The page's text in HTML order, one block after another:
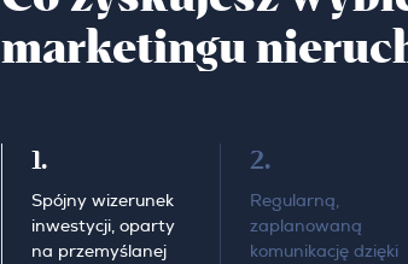
marketingu
1.
Spójny wizerunek
inwestycji, oparty
na przemyślanej
2.
Regularną,
zaplanowaną
komunikację dzięki